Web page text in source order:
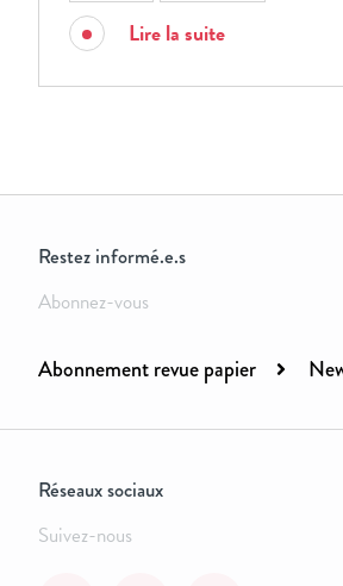
Lire la suite
Restez informé.e.s
Abonnez-vous
Abonnement revue papier
Réseaux sociaux
Suivez-nous